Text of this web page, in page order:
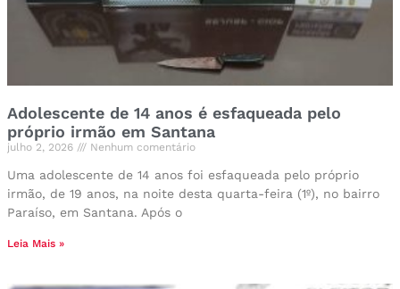
Adolescente de 14 anos é esfaqueada pelo
próprio irmão em Santana
julho 2, 2026 Nenhum comentário
Uma adolescente de 14 anos foi esfaqueada pelo próprio
irmão, de 19 anos, na noite desta quarta-feira (1º), no bairro
Paraíso, em Santana. Após o
Leia Mais »